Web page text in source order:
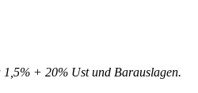
+ 20% Ust und Barauslagen.